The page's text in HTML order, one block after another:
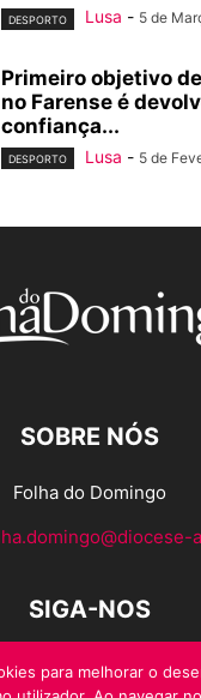
DESPORTO Lusa - 5 de
Primeiro objetivo
no Farense é
confiança...
DESPORTO Lusa - 5 de
SOBRE NÓS
Folha do Domingo
SIGA-NOS
para melhorar o